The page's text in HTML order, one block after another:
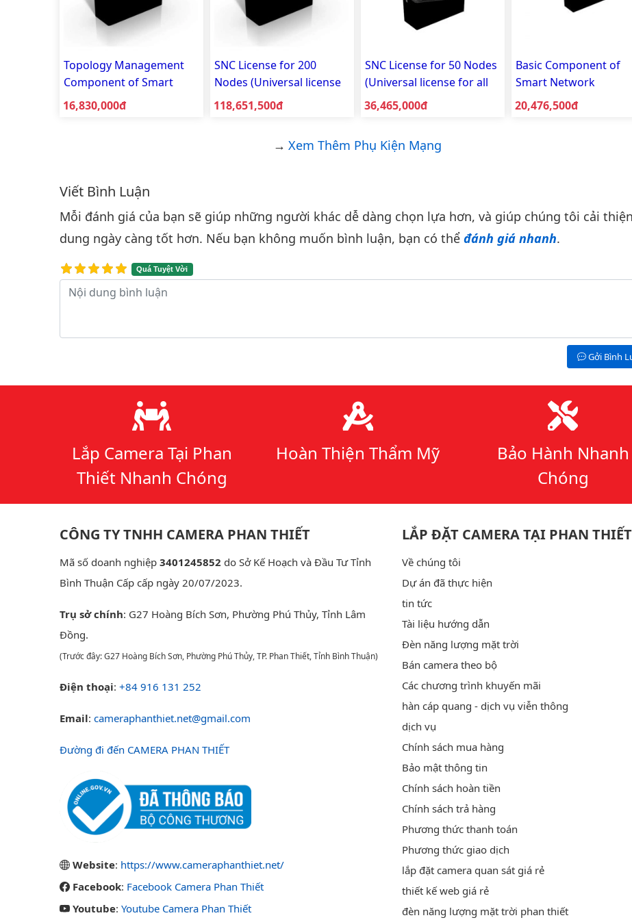
Topology Management
Component of Smart
Network Commander RG-
SNC-Pro-Topo-EN
Giá bán:
16,830,000đ
SNC License for 200
Nodes (Universal license
for all device type) RG-
SNC-Pro-EN-license-200
Giá bán:
118,651,500đ
SNC License for 50 Nodes
(Universal license for all
device type) RG-SNC-Pro-
EN-license-50
Giá bán:
36,465,000đ
Basic Component of
Smart Network
Commander RG-SNC-
Base-EN
Giá bán:
20,476,500đ
Xem Thêm Phụ Kiện Mạng
Bình luận & Đánh giá
Viết Bình Luận
Mỗi đánh giá của bạn sẽ giúp những người khác dễ dàng chọn lựa hơn, và giúp chúng tôi cải
dung ngày càng tốt hơn. Nếu bạn không muốn bình luận, bạn có thể đánh giá nhanh.
Quá Tuyệt Vời
Nội dung bình luận
Gởi Bình
Lý do chọn chúng tôi
Lắp Camera Tại Phan
Thiết Nhanh Chóng
Hoàn Thiện Thẩm Mỹ
Bảo Hành Nhanh
Chóng
CÔNG TY TNHH CAMERA PHAN THIẾT
Mã số doanh nghiệp 3401245852 do Sở Kế Hoạch và Đầu Tư Tỉnh
Bình Thuận Cấp cấp ngày 20/07/2023.
Trụ sở chính: G27 Hoàng Bích Sơn, Phường Phú Thủy, Tỉnh Lâm
Đồng.
(Trước đây: G27 Hoàng Bích Sơn, Phường Phú Thủy, TP. Phan Thiết, Tỉnh Bình Thuận)
Điện thoại: +84 916 131 252
Email: cameraphanthiet.net@gmail.com
Đường đi đến CAMERA PHAN THIẾT
Website: https://www.cameraphanthiet.net/
Facebook: Facebook Camera Phan Thiết
Youtube: Youtube Camera Phan Thiết
LẮP ĐẶT CAMERA TẠI PHAN THIẾT
Về chúng tôi
Dự án đã thực hiện
tin tức
Tài liệu hướng dẫn
Đèn năng lượng mặt trời
Bán camera theo bộ
Các chương trình khuyến mãi
hàn cáp quang - dịch vụ viễn thông
dịch vụ
Chính sách mua hàng
Bảo mật thông tin
Chính sách hoàn tiền
Chính sách trả hàng
Phương thức thanh toán
Phương thức giao dịch
lắp đặt camera quan sát giá rẻ
thiết kế web giá rẻ
đèn năng lượng mặt trời phan thiết